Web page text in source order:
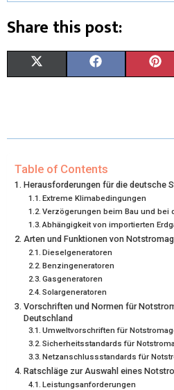
Share this post:
W
T
T
E
R
)
E
O
O
K
T
R
E
S
Table of Contents
Herausforderungen für die deutsche
Extreme Klimabedingungen
Verzögerungen beim Bau und bei
Abhängigkeit von importierten
Arten und Funktionen von
Dieselgeneratoren
Benzingeneratoren
Gasgeneratoren
Solargeneratoren
Vorschriften und Normen für
Deutschland
Umweltvorschriften für
Sicherheitsstandards für
Netzanschlussstandards für
Ratschläge zur Auswahl eines
Leistungsanforderungen